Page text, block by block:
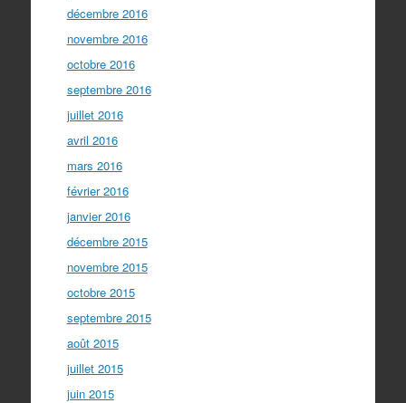
décembre 2016
novembre 2016
octobre 2016
septembre 2016
juillet 2016
avril 2016
mars 2016
février 2016
janvier 2016
décembre 2015
novembre 2015
octobre 2015
septembre 2015
août 2015
juillet 2015
juin 2015